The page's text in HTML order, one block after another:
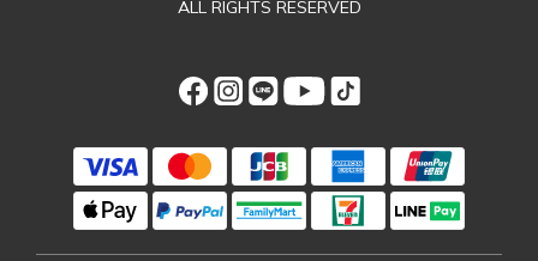
ALL RIGHTS RESERVED